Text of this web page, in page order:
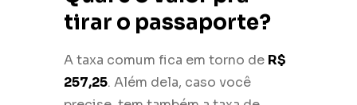
tirar o passaporte?
A taxa comum fica em torno de R$
257,25. Além dela, caso você